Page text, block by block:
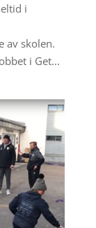
i
av skolen.
i Get...